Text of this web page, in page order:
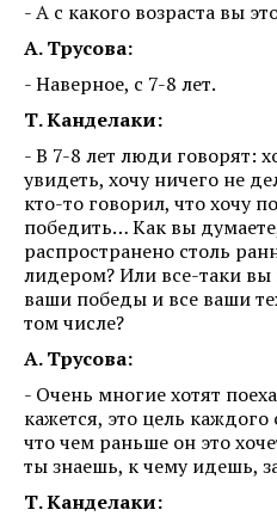
- А с какого возраста вы
А. Трусова:
- Наверное, с 7-8 лет.
Т. Канделаки:
- В 7-8 лет люди говорят:
увидеть, хочу ничего не
кто-то говорил, что хочу
победить… Как вы
распространено столь
лидером? Или все-таки вы
ваши победы и все ваши
том числе?
А. Трусова:
- Очень многие хотят
кажется, это цель
что чем раньше он это
ты знаешь, к чему идешь,
Т. Канделаки: